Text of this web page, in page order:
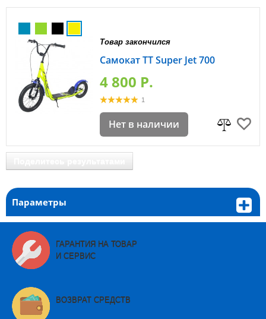
Товар закончился
Самокат TT Super Jet 700
4 800 P.
1
Нет в наличии
Параметры
ГАРАНТИЯ НА ТОВАР
И СЕРВИС
ВОЗВРАТ СРЕДСТВ